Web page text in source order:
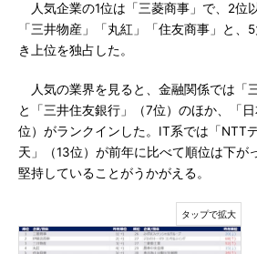
人気企業の1位は「三菱商事」で、2位
「三井物産」「丸紅」「住友商事」と、
き上位を独占した。
人気の業界を見ると、金融関係では「
と「三井住友銀行」（7位）のほか、「
位）がランクインした。IT系では「NTT
天」（13位）が前年に比べて順位は下が
堅持していることがうかがえる。